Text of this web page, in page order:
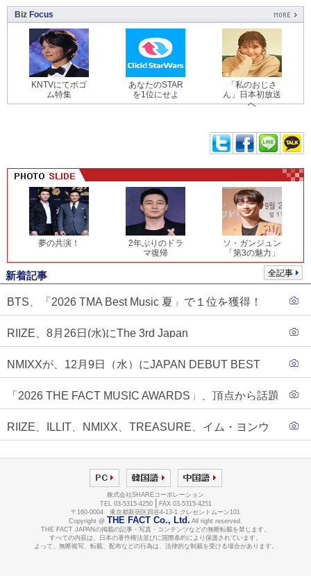
Biz Focus
KNTVにてボゴ
ム特集
あなたのSTAR
を1位にせよ
「私のおじさ
ん」日本初放送
へ
夢の共演！
2年ぶりのドラ
マ復帰
ソ・ガンジュン
「第3の魅力」
全記事
新着記事
BTS、「2026 TMA Best Music 夏」で１位を獲得！
RIIZE、8月26日(水)にThe 3rd Japan
NMIXXが、12月9日（水）にJAPAN DEBUT BEST
もスタート！！
「2026 THE FACT MUSIC AWARDS」、頂点から話題
RIIZE、ILLIT、NMIXX、TREASURE、イム・ヨンウ
インナップに合流！
株式会社SHAREコーポレーション
TEL 03-5315-4250
FAX 03-5315-4251
〒160-0004 東京都新宿区四谷4-13-1 クレセントムーン101
Copyright @ THE FACT Co., Ltd. All right reserved.
THE FACT JAPANの掲載の記事・写真・コンテンツなどの無断転載を禁じます。
すべての内容は、日本の著作権法並びに国際条約により保護されています。
よって、無断複写、転載、配布などの行為は、法律的な制裁を受ける場合があります。